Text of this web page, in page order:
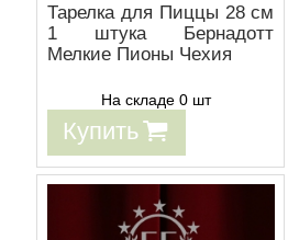
Тарелка для Пиццы 28 см
1 штука Бернадотт
Мелкие Пионы Чехия
На складе 0 шт
Купить